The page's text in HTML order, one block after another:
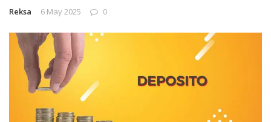
Reksa 6 May 2025 0